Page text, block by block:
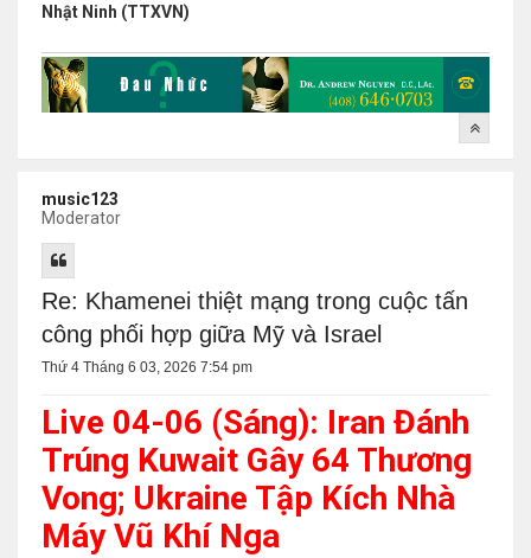
Nhật Ninh (TTXVN)
music123
Moderator
Re: Khamenei thiệt mạng trong cuộc tấn
công phối hợp giữa Mỹ và Israel
Thứ 4 Tháng 6 03, 2026 7:54 pm
Live 04-06 (Sáng): Iran Đánh
Trúng Kuwait Gây 64 Thương
Vong; Ukraine Tập Kích Nhà
Máy Vũ Khí Nga